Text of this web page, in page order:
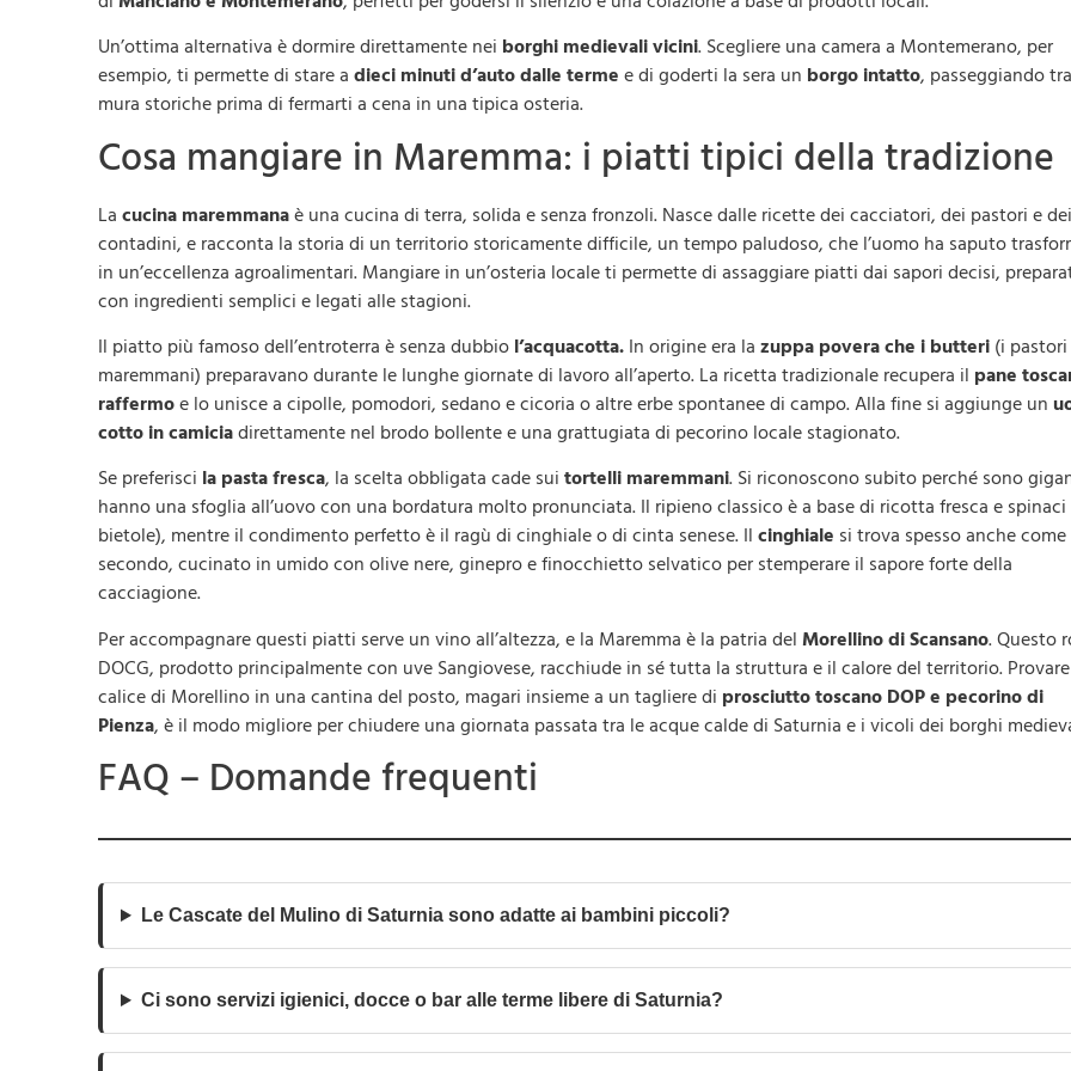
Un’ottima alternativa è dormire direttamente nei borghi medievali vicini. Scegliere una camera a Montemerano, per
esempio, ti permette di stare a dieci minuti d’auto dalle terme e di goderti la sera un borgo intatto, passeggiando
mura storiche prima di fermarti a cena in una tipica osteria.
Cosa mangiare in Maremma: i piatti tipici della tradizione
La cucina maremmanaè una cucina di terra, solida e senza fronzoli. Nasce dalle ricette dei cacciatori, dei pastori e dei
contadini, e racconta la storia di un territorio storicamente difficile, un tempo paludoso, che l’uomo ha saputo
in un’eccellenza agroalimentari. Mangiare in un’osteria locale ti permette di assaggiare piatti dai sapori decisi,
con ingredienti semplici e legati alle stagioni.
Il piatto più famoso dell’entroterra è senza dubbio l’acquacotta. In origine era la zuppa povera che i butteri (i pastori
maremmani) preparavano durante le lunghe giornate di lavoro all’aperto. La ricetta tradizionale recupera il pane
raffermoe lo unisce a cipolle, pomodori, sedano e cicoria o altre erbe spontanee di campo. Alla fine si aggiunge un
cotto in camiciadirettamente nel brodo bollente e una grattugiata di pecorino locale stagionato.
Se preferisci la pasta fresca, la scelta obbligata cade sui tortelli maremmani. Si riconoscono subito perché sono
hanno una sfoglia all’uovo con una bordatura molto pronunciata. Il ripieno classico è a base di ricotta fresca e spinaci
bietole), mentre il condimento perfetto è il ragù di cinghiale o di cinta senese. Il cinghiale si trova spesso anche come
secondo, cucinato in umido con olive nere, ginepro e finocchietto selvatico per stemperare il sapore forte della
cacciagione.
Per accompagnare questi piatti serve un vino all’altezza, e la Maremma è la patria del Morellino di Scansano. Questo
DOCG, prodotto principalmente con uve Sangiovese, racchiude in sé tutta la struttura e il calore del territorio.
calice di Morellino in una cantina del posto, magari insieme a un tagliere di prosciutto toscano DOP e pecorino di
Pienza, è il modo migliore per chiudere una giornata passata tra le acque calde di Saturnia e i vicoli dei borghi
FAQ – Domande frequenti
Le Cascate del Mulino di Saturnia sono adatte ai bambini piccoli?
Ci sono servizi igienici, docce o bar alle terme libere di Saturnia?